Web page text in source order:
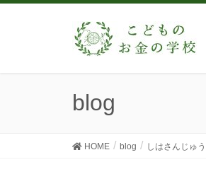
blog
HOME blog しはさんじゅ